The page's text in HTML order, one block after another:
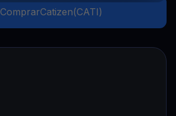
ComprarCatizen(CATI)